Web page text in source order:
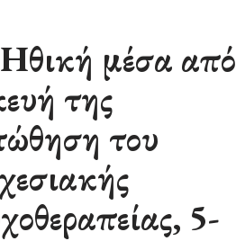
μέσα από
της
του
5-